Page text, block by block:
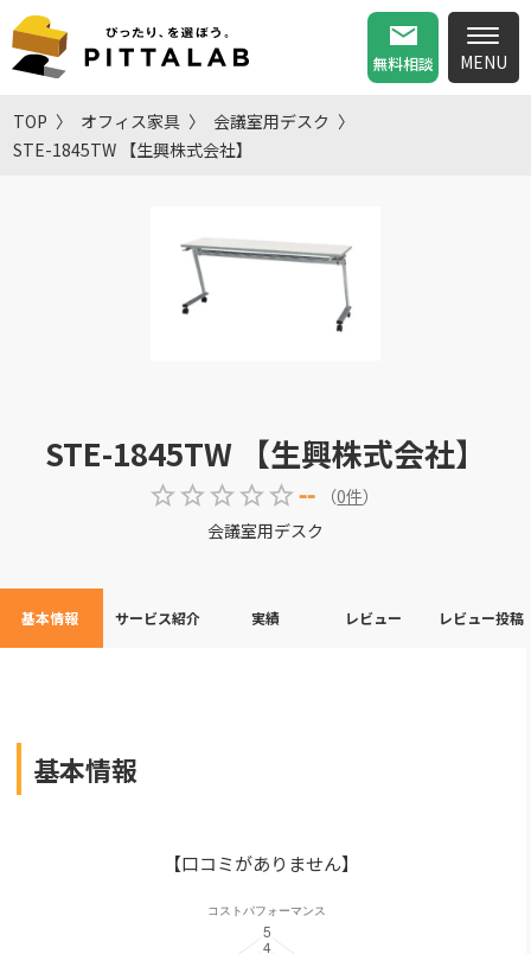
無料相談
TOP オフィス家具
会議室用デスク
STE-1845TW 【生興株式会社】
STE-1845TW 【生興株式会社】
-- （0件）
会議室用デスク
基本情報 サービス紹介 実績 レビュー レビュー投稿
基本情報
【口コミがありません】